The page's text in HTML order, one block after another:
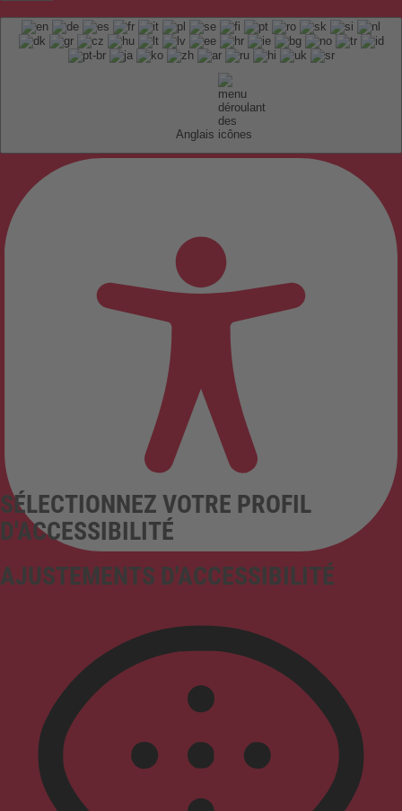
Anglais
AJUSTEMENTS D'ACCESSIBILITÉ
SÉLECTIONNEZ VOTRE PROFIL
D'ACCESSIBILITÉ